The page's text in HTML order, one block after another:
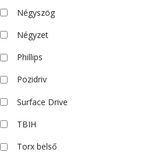
Négyszög
Négyzet
Phillips
Pozidriv
Surface Drive
TBIH
Torx belső